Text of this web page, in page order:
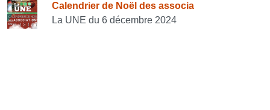
Calendrier de Noël des associa
La UNE du 6 décembre 2024